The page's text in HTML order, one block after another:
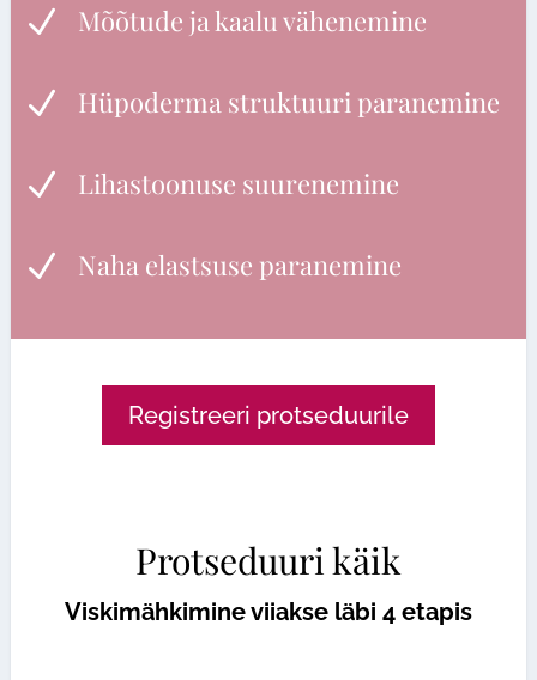
N Mõõtude ja kaalu vähenemine
N Hüpoderma struktuuri paranemine
N Lihastoonuse suurenemine
N Naha elastsuse paranemine
Registreeri protseduurile
Protseduuri käik
Viskimähkimine viiakse läbi 4 etapis